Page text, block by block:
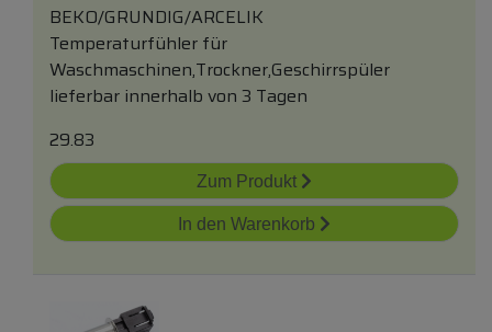
BEKO/GRUNDIG/ARCELIK
Temperaturfühler für
Waschmaschinen,Trockner,Geschirrspüler
lieferbar innerhalb von 3 Tagen
29.83
Zum Produkt
In den Warenkorb